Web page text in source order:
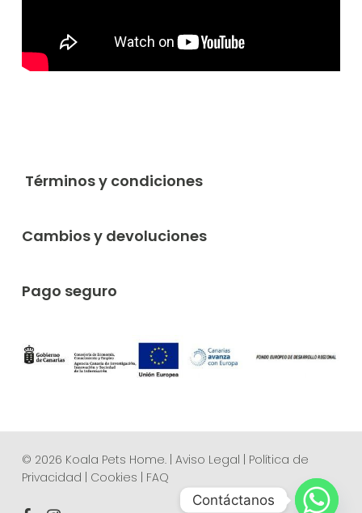
Términos y condiciones
Cambios y devoluciones
Pago seguro
© 2026 Koala Pets Home. | Aviso Legal
Política de
Privacidad
Cookies FAQ
Contáctanos